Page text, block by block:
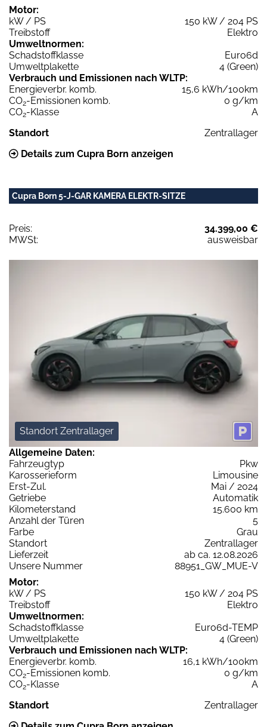
Motor:
kW / PS
150 kW / 204 PS
Treibstoff
Elektro
Umweltnormen:
Schadstoffklasse
Euro6d
Umweltplakette
4 (Green)
Verbrauch und Emissionen nach WLTP:
Energieverbr. komb.
15,6 kWh/100km
CO2-Emissionen komb.
0 g/km
CO2-Klasse
A
Standort
Zentrallager
Details zum Cupra Born anzeigen
Cupra Born 5-J-GAR KAMERA ELEKTR-SITZE
Preis:
34.399,00 €
MWSt:
ausweisbar
Standort Zentrallager
Allgemeine Daten:
Fahrzeugtyp
Pkw
Karosserieform
Limousine
Erst-Zul.
Mai / 2024
Getriebe
Automatik
Kilometerstand
15.600 km
Anzahl der Türen
5
Farbe
Grau
Standort
Zentrallager
Lieferzeit
ab ca. 12.08.2026
Unsere Nummer
88951_GW_MUE-V
Motor:
kW / PS
150 kW / 204 PS
Treibstoff
Elektro
Umweltnormen:
Schadstoffklasse
Euro6d-TEMP
Umweltplakette
4 (Green)
Verbrauch und Emissionen nach WLTP:
Energieverbr. komb.
16,1 kWh/100km
CO2-Emissionen komb.
0 g/km
CO2-Klasse
A
Standort
Zentrallager